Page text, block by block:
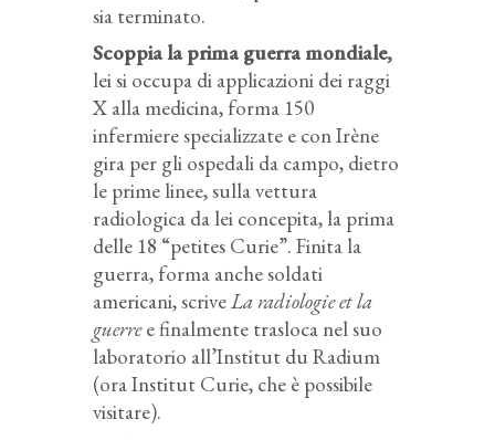
sia terminato.
Scoppia la prima guerra mondiale,
lei si occupa di applicazioni dei raggi
X alla medicina, forma 150
infermiere specializzate e con Irène
gira per gli ospedali da campo, dietro
le prime linee, sulla vettura
radiologica da lei concepita, la prima
delle 18 “petites Curie”. Finita la
guerra, forma anche soldati
americani, scriveLa radiologie et la
guerree finalmente trasloca nel suo
laboratorio all’Institut du Radium
(ora Institut Curie, che è possibile
visitare).